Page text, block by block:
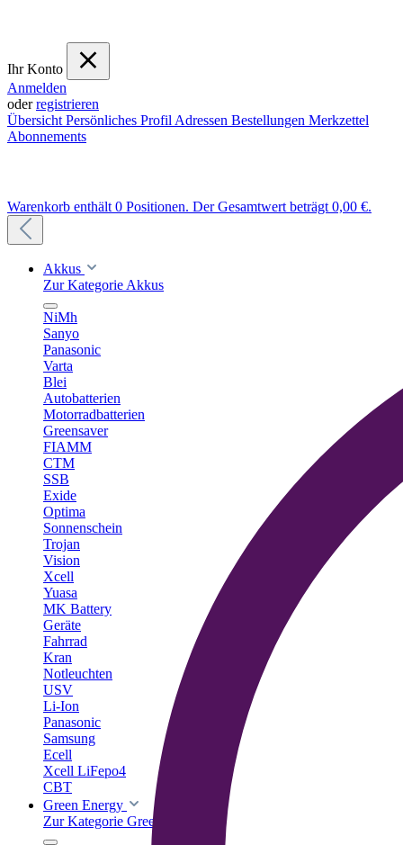
Ihr Konto
Anmelden
oderregistrieren
Übersicht Persönliches Profil Adressen Bestellungen Merkzettel
Abonnements
Warenkorb enthält 0 Positionen. Der Gesamtwert beträgt 0,00 €.
Akkus
Zur Kategorie Akkus
NiMh
Sanyo
Panasonic
Varta
Blei
Autobatterien
Motorradbatterien
Greensaver
FIAMM
CTM
SSB
Exide
Optima
Sonnenschein
Trojan
Vision
Xcell
Yuasa
MK Battery
Geräte
Fahrrad
Kran
Notleuchten
USV
Li-Ion
Panasonic
Samsung
Ecell
Xcell LiFepo4
CBT
Green Energy
Zur Kategorie Green Energy